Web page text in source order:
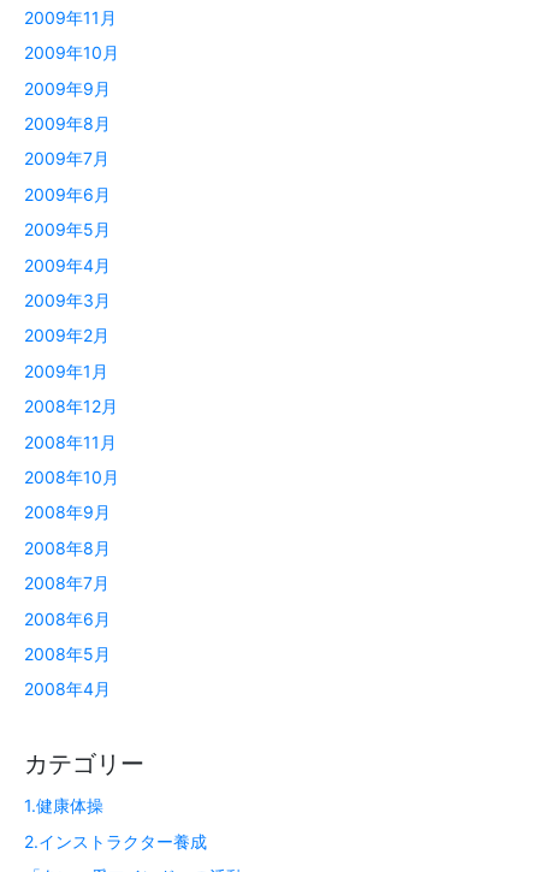
2009年11月
2009年10月
2009年9月
2009年8月
2009年7月
2009年6月
2009年5月
2009年4月
2009年3月
2009年2月
2009年1月
2008年12月
2008年11月
2008年10月
2008年9月
2008年8月
2008年7月
2008年6月
2008年5月
2008年4月
カテゴリー
1.健康体操
2.インストラクター養成